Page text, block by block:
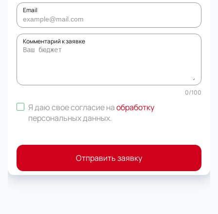
Email
Комментарий к заявке
0/100
Я даю свое согласие наобработку
персональных данных.
Отправить заявку